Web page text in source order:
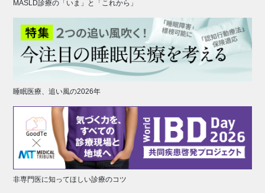
MASLD診療の「いま」と「これから」
睡眠医療、追い風の2026年
非専門医に知ってほしい診療のコツ